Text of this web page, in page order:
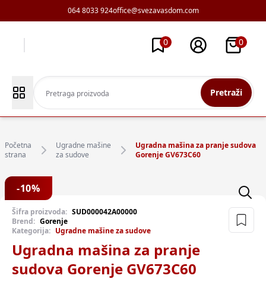
064 8033 924office@svezavasdom.com
0 0
Pretraži
Početna
strana
Ugradne mašine
za sudove
Ugradna mašina za pranje sudova
Gorenje GV673C60
-10%
Šifra proizvoda: SUD000042A00000
Brend: Gorenje
Kategorija: Ugradne mašine za sudove
Ugradna mašina za pranje
sudova Gorenje GV673C60